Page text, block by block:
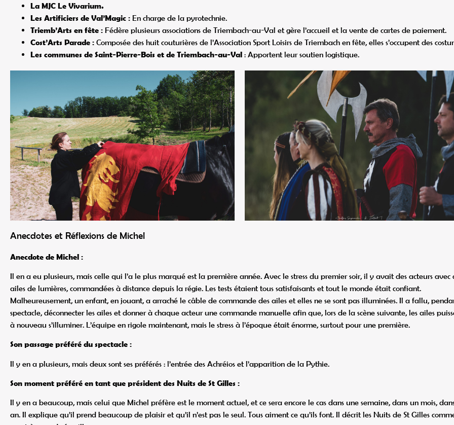
La MJC Le Vivarium.
Les Artificiers de Val’Magic : En charge de la pyrotechnie.
Triemb’Arts en fête : Fédère plusieurs associations de Triembach-au-Val et gère l’accueil et la vente de cartes de paiement.
Cost’Arts Parade : Composée des huit couturières de l’Association Sport Loisirs de Triembach en fête, elles s’occupent des
Les communes de Saint-Pierre-Bois et de Triembach-au-Val : Apportent leur soutien logistique.
Anecdotes et Réflexions de Michel
Anecdote de Michel :
Il en a eu plusieurs, mais celle qui l’a le plus marqué est la première année. Avec le stress du premier soir, il y avait des acteurs avec
ailes de lumières, commandées à distance depuis la régie. Les tests étaient tous satisfaisants et tout le monde était confiant.
Malheureusement, un enfant, en jouant, a arraché le câble de commande des ailes et elles ne se sont pas illuminées. Il a fallu,
spectacle, déconnecter les ailes et donner à chaque acteur une commande manuelle afin que, lors de la scène suivante, les ailes
à nouveau s’illuminer. L’équipe en rigole maintenant, mais le stress à l’époque était énorme, surtout pour une première.
Son passage préféré du spectacle :
Il y en a plusieurs, mais deux sont ses préférés : l’entrée des Achréios et l’apparition de la Pythie.
Son moment préféré en tant que président des Nuits de St Gilles :
Il y en a beaucoup, mais celui que Michel préfère est le moment actuel, et ce sera encore le cas dans une semaine, dans un mois,
an. Il explique qu’il prend beaucoup de plaisir et qu’il n’est pas le seul. Tous aiment ce qu’ils font. Il décrit les Nuits de St Gilles